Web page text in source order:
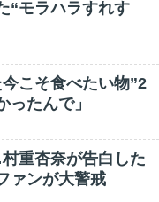
“モラハラすれす
こそ食べたい物”2
たんで」
重杏奈が告白した
ァンが大警戒